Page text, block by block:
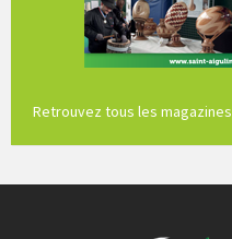
Retrouvez tous les magazines